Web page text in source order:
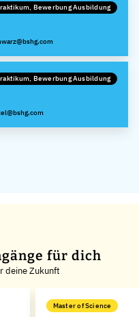
Bewerbung Ausbildung
Bewerbung Ausbildung
für dich
deine Zukunft
Master of Science